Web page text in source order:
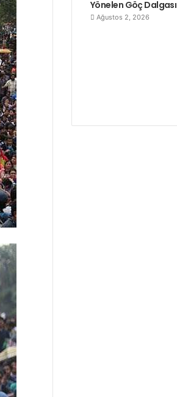
Yönelen Göç Dalgası
Ağustos 2, 2026